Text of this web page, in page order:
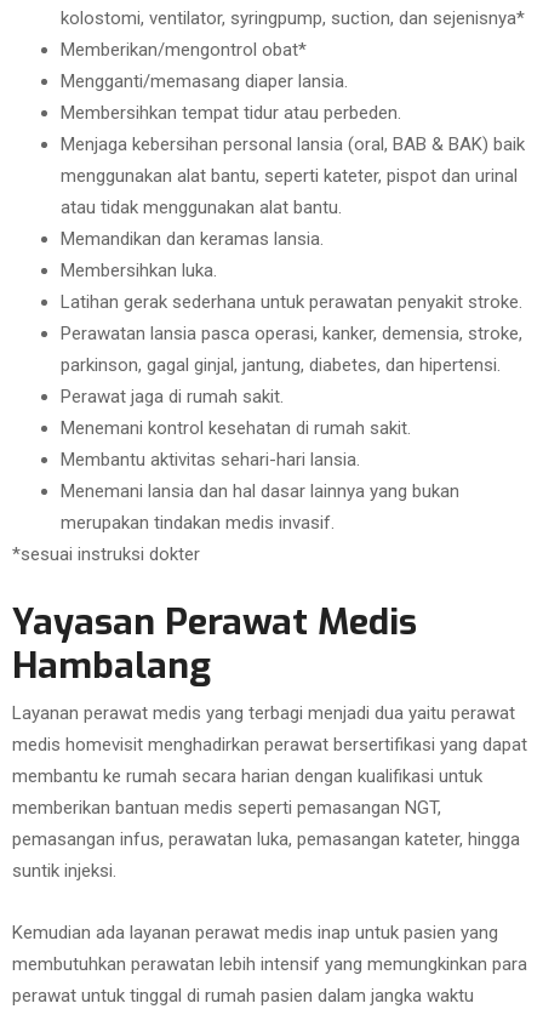
kolostomi, ventilator, syringpump, suction, dan sejenisnya*
Memberikan/mengontrol obat*
Mengganti/memasang diaper lansia.
Membersihkan tempat tidur atau perbeden.
Menjaga kebersihan personal lansia (oral, BAB & BAK) baik
menggunakan alat bantu, seperti kateter, pispot dan urinal
atau tidak menggunakan alat bantu.
Memandikan dan keramas lansia.
Membersihkan luka.
Latihan gerak sederhana untuk perawatan penyakit stroke.
Perawatan lansia pasca operasi, kanker, demensia, stroke,
parkinson, gagal ginjal, jantung, diabetes, dan hipertensi.
Perawat jaga di rumah sakit.
Menemani kontrol kesehatan di rumah sakit.
Membantu aktivitas sehari-hari lansia.
Menemani lansia dan hal dasar lainnya yang bukan
merupakan tindakan medis invasif.
*sesuai instruksi dokter
Yayasan Perawat Medis
Hambalang
Layanan perawat medis yang terbagi menjadi dua yaitu perawat
medis homevisit menghadirkan perawat bersertifikasi yang dapat
membantu ke rumah secara harian dengan kualifikasi untuk
memberikan bantuan medis seperti pemasangan NGT,
pemasangan infus, perawatan luka, pemasangan kateter, hingga
suntik injeksi.
Kemudian ada layanan perawat medis inap untuk pasien yang
membutuhkan perawatan lebih intensif yang memungkinkan para
perawat untuk tinggal di rumah pasien dalam jangka waktu